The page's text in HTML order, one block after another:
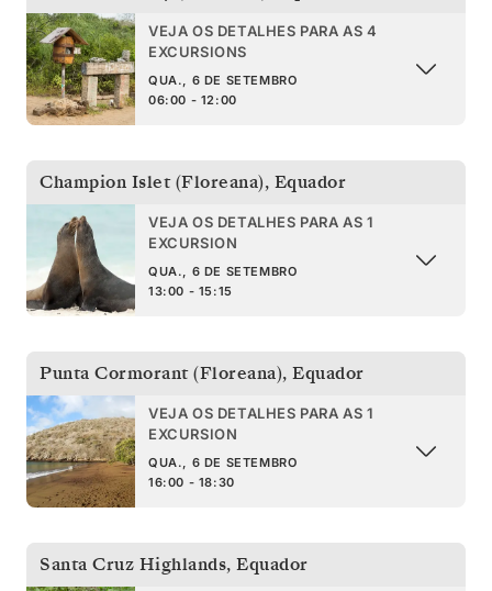
VEJA OS DETALHES PARA AS 4
EXCURSIONS
QUA., 6 DE SETEMBRO
06:00 - 12:00
Champion Islet (Floreana), Equador
VEJA OS DETALHES PARA AS 1
EXCURSION
QUA., 6 DE SETEMBRO
13:00 - 15:15
Punta Cormorant (Floreana), Equador
VEJA OS DETALHES PARA AS 1
EXCURSION
QUA., 6 DE SETEMBRO
16:00 - 18:30
Santa Cruz Highlands, Equador